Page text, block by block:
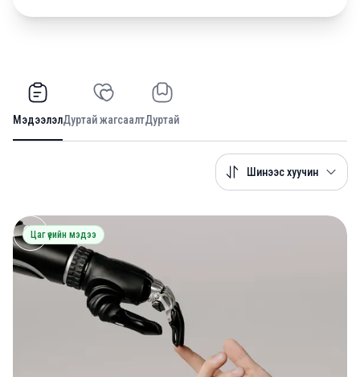
МэдээлэлДуртай жагсаалтДуртай
Шинээс хуучин
Цаг үеийн мэдээ